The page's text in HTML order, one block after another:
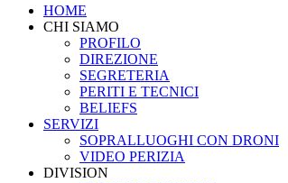
HOME
CHI SIAMO
PROFILO
DIREZIONE
SEGRETERIA
PERITI E TECNICI
BELIEFS
SERVIZI
SOPRALLUOGHI CON DRONI
VIDEO PERIZIA
DIVISION